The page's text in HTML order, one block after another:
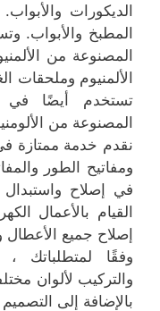
الديكورات
المطبخ والأبواب.
المصنوعة من
الألمنيوم وملحقات
تستخدم أيضًا في
المصنوعة من
نقدم خدمة ممتازة
ومفاتيح الطور
في إصلاح واستبدال
القيام بالأعمال
إصلاح جميع الأعطال
وفقًا لمتطلباتك
والتركيب لألوان
بالإضافة إلى